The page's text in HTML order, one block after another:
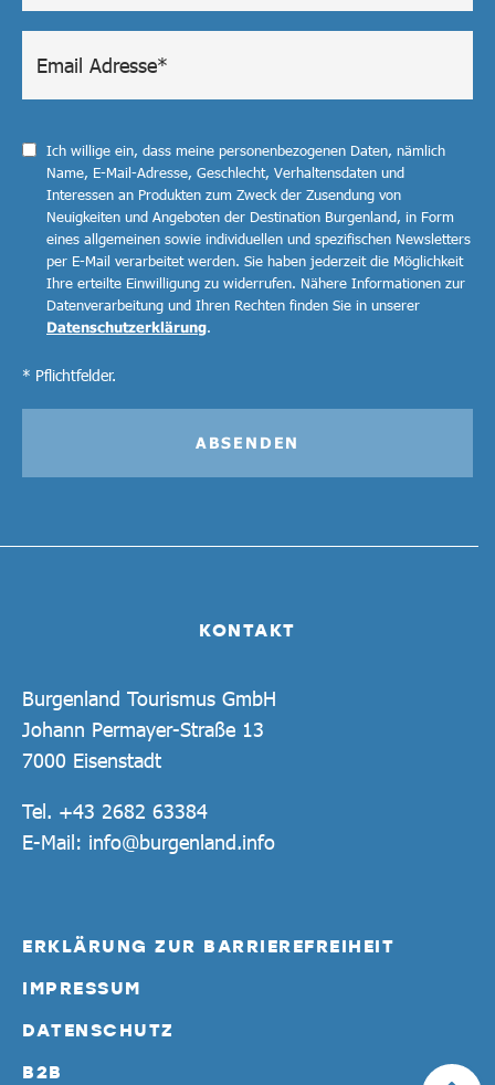
KONTAKT
Burgenland Tourismus GmbH
Johann Permayer-Straße 13
7000 Eisenstadt
Tel. +43 2682 63384
E-Mail: info@burgenland.info
ERKLÄRUNG ZUR BARRIEREFREIHEIT
IMPRESSUM
DATENSCHUTZ
B2B
Ich willige ein, dass meine personenbezogenen Daten, nämlich
Name, E-Mail-Adresse, Geschlecht, Verhaltensdaten und
Interessen an Produkten zum Zweck der Zusendung von
Neuigkeiten und Angeboten der Destination Burgenland, in Form
eines allgemeinen sowie individuellen und spezifischen Newsletters
per E-Mail verarbeitet werden. Sie haben jederzeit die Möglichkeit
Ihre erteilte Einwilligung zu widerrufen. Nähere Informationen zur
Datenverarbeitung und Ihren Rechten finden Sie in unserer
Datenschutzerklärung.
* Pflichtfelder.
ABSENDEN